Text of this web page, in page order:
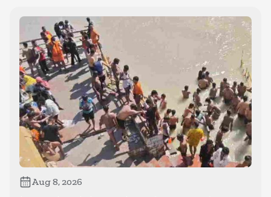
Aug 8, 2026